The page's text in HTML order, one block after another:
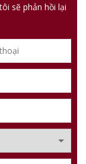
sẽ phản hồi lại